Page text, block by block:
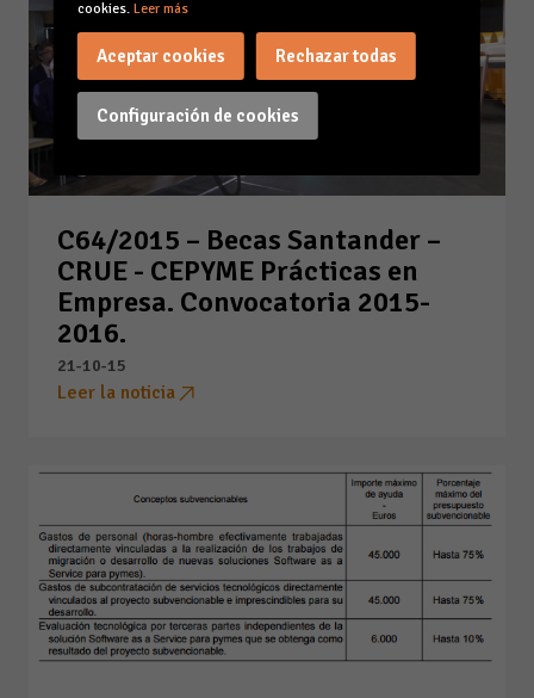
C64/2015 – Becas Santander –
CRUE - CEPYME Prácticas en
Empresa. Convocatoria 2015-
2016.
21-10-15
Leer la noticia
cookies. Leer más
Configuración de cookies
Aceptar cookies Rechazar todas